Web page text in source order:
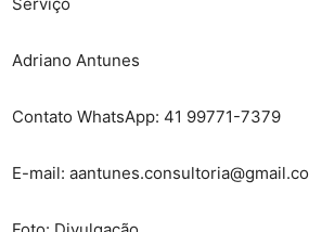
Adriano Antunes
Contato WhatsApp: 41 99771-7379
E-mail: